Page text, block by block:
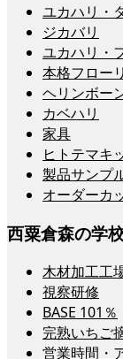
ユカハリ・
ジカバリ
ユカハリ・
本格フロー
ヘリンボー
カベハリ
家具
ヒトテマキ
製品サンプ
オーダーカ
西粟倉森の学
木材加工工
視察研修
BASE 101％
完熟いちご
営業時間・